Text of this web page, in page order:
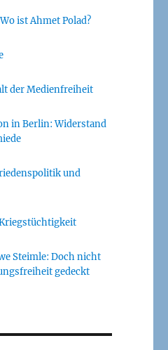
ist Ahmet Polad?
der Medienfreiheit
in Berlin: Widerstand
und
Steimle: Doch nicht
gedeckt